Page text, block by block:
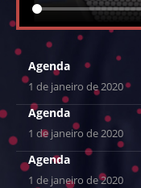
Agenda
1 de janeiro de 2020
Agenda
1 de janeiro de 2020
Agenda
1 de janeiro de 2020